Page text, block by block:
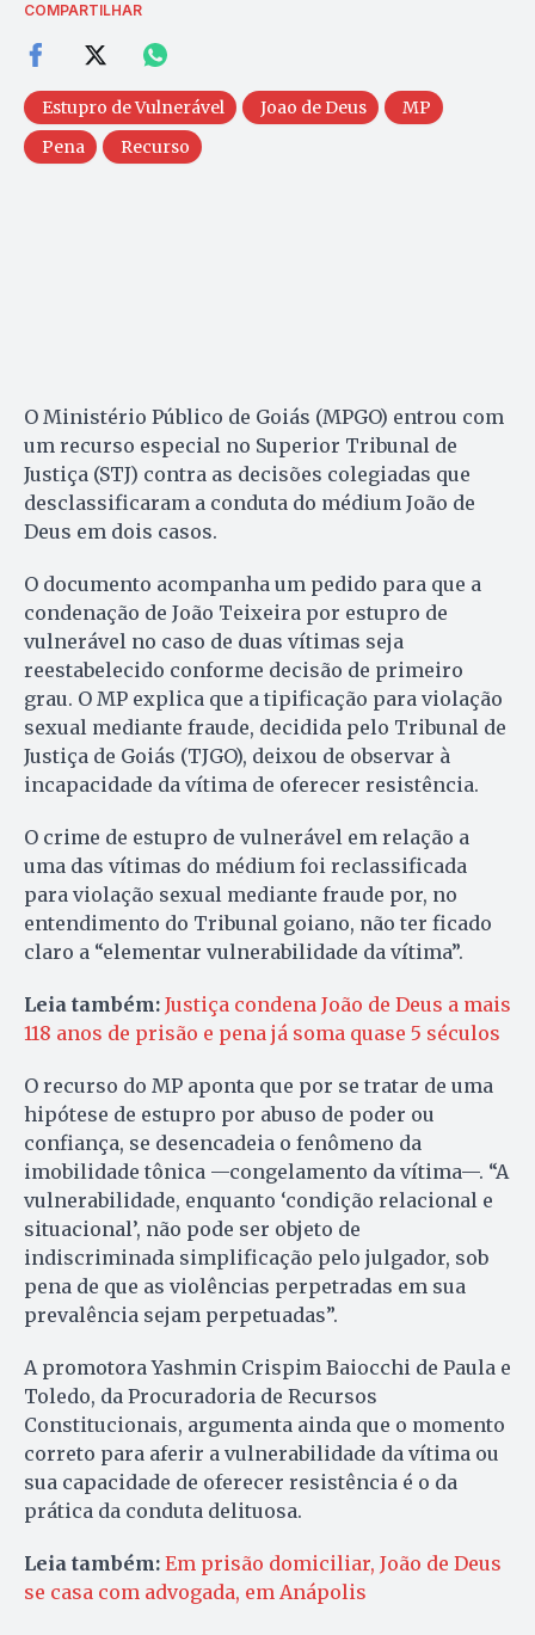
COMPARTILHAR
Estupro de Vulnerável Joao de Deus
MP
Pena
Recurso
O Ministério Público de Goiás (MPGO) entrou com
um recurso especial no Superior Tribunal de
Justiça (STJ) contra as decisões colegiadas que
desclassificaram a conduta do médium João de
Deus em dois casos.
O documento acompanha um pedido para que a
condenação de João Teixeira por estupro de
vulnerável no caso de duas vítimas seja
reestabelecido conforme decisão de primeiro
grau. O MP explica que a tipificação para violação
sexual mediante fraude, decidida pelo Tribunal de
Justiça de Goiás (TJGO), deixou de observar à
incapacidade da vítima de oferecer resistência.
O crime de estupro de vulnerável em relação a
uma das vítimas do médium foi reclassificada
para violação sexual mediante fraude por, no
entendimento do Tribunal goiano, não ter ficado
claro a “elementar vulnerabilidade da vítima”.
Leia também: Justiça condena João de Deus a mais
118 anos de prisão e pena já soma quase 5 séculos
O recurso do MP aponta que por se tratar de uma
hipótese de estupro por abuso de poder ou
confiança, se desencadeia o fenômeno da
imobilidade tônica —congelamento da vítima—. “A
vulnerabilidade, enquanto ‘condição relacional e
situacional’, não pode ser objeto de
indiscriminada simplificação pelo julgador, sob
pena de que as violências perpetradas em sua
prevalência sejam perpetuadas”.
A promotora Yashmin Crispim Baiocchi de Paula e
Toledo, da Procuradoria de Recursos
Constitucionais, argumenta ainda que o momento
correto para aferir a vulnerabilidade da vítima ou
sua capacidade de oferecer resistência é o da
prática da conduta delituosa.
Leia também: Em prisão domiciliar, João de Deus
se casa com advogada, em Anápolis